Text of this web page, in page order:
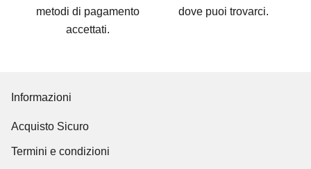
metodi di pagamento
accettati.
dove puoi trovarci.
Informazioni
Acquisto Sicuro
Termini e condizioni